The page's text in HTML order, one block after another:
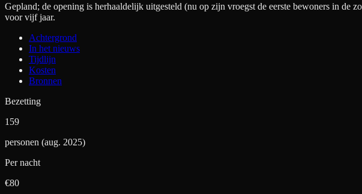
Gepland; de opening is herhaaldelijk uitgesteld (nu op zijn vroegst de eerste bewoners in de
voor vijf jaar.
Achtergrond
In het nieuws
Tijdlijn
Kosten
Bronnen
Bezetting
159
personen (aug. 2025)
Per nacht
€80